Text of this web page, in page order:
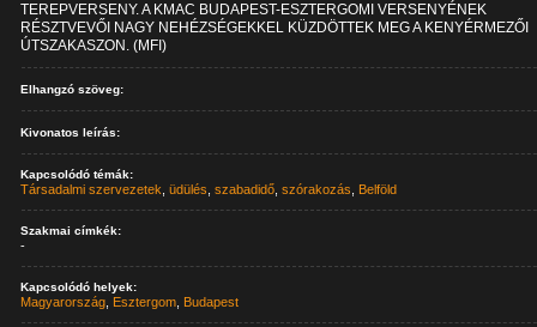
TEREPVERSENY. A KMAC BUDAPEST-ESZTERGOMI VERSENYÉNEK
RÉSZTVEVŐI NAGY NEHÉZSÉGEKKEL KÜZDÖTTEK MEG A KENYÉRMEZŐI
ÚTSZAKASZON. (MFI)
Elhangzó szöveg:
Kivonatos leírás:
Kapcsolódó témák:
Társadalmi szervezetek ,üdülés ,szabadidő ,szórakozás Belföld
Szakmai címkék:
-
Kapcsolódó helyek:
Magyarország Esztergom Budapest